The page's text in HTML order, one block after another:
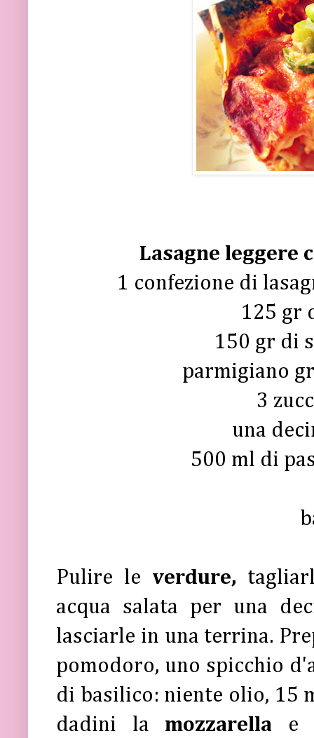
Lasagne leggere
1 confezione di
125 gr
150 gr di
parmigiano
3
una
500 ml di
Pulire le verdure,
acqua salata per una
lasciarle in una terrina.
pomodoro, uno spicchio
di basilico: niente olio, 15
dadini la mozzarella e